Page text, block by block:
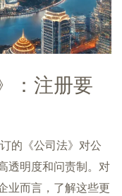
：注册要
的《公司法》对公
透明度和问责制。对
业而言，了解这些更